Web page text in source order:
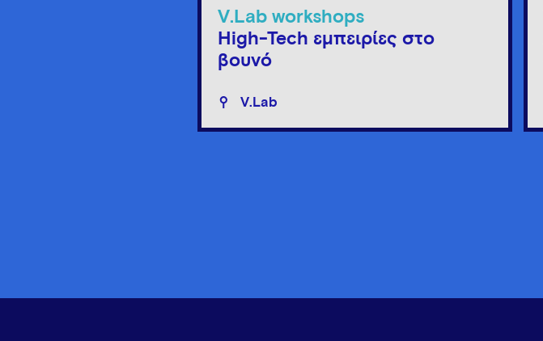
V.Lab workshops
High-Tech εμπειρίες στο
βουνό
V.Lab